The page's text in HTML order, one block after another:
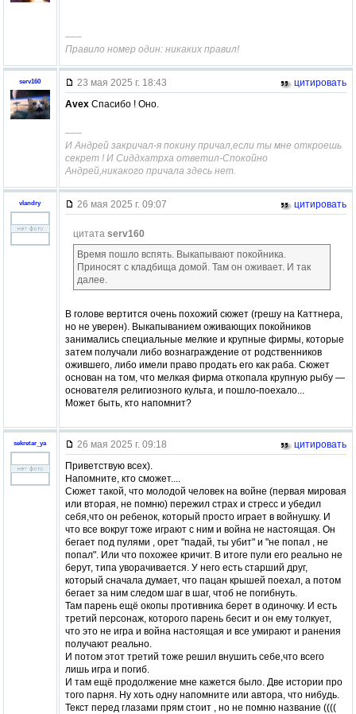
–––
Правило номер один: никаких правил!
serv160 23 мая 2025 г. 18:43
цитировать
Avex Спасибо ! Оно.
–––
И Андрей закричал-я покину причал,если ты мне откроешь
секрет ! И Сиддхатрха ответил-Спокойно
Андрей,никакого причала здесь нет.
vlandry 26 мая 2025 г. 09:07 цитировать
цитата serv160
Время пошло вспять. Выкапывают покойника.
Приносят с кладбища домой. Там он оживает. И так
далее.
В голове вертится очень похожий сюжет (грешу на Каттнера,
но не уверен). Выкапыванием оживающих покойников
занимались специальные мелкие и крупные фирмы, которые
затем получали либо вознаграждение от родственников
ожившего, либо имели право продать его как раба. Сюжет
основан на том, что мелкая фирма откопала крупную рыбу —
основателя религиозного культа, и пошло-поехало...
Может быть, кто напомнит?
sekretar_ya 26 мая 2025 г. 09:18
цитировать
Приветствую всех).
Напомните, кто сможет....
Сюжет такой, что молодой человек на войне (первая мировая
или вторая, не помню) пережил страх и стресс и убедил
себя,что он ребенок, который просто играет в войнушку. И
что все вокруг тоже играют с ним и война не настоящая. Он
бегает под пулями , орет "падай, ты убит" и "не попал , не
попал". Или что похожее кричит. В итоге пули его реально не
берут, типа уворачивается. У него есть старший друг,
который сначала думает, что пацан крышей поехал, а потом
бегает за ним следом шаг в шаг, чтоб не погибнуть.
Там парень ещё окопы противника берет в одиночку. И есть
третий персонаж, которого парень бесит и он ему толкует,
что это не игра и война настоящая и все умирают и ранения
получают реально.
И потом этот третий тоже решил внушить себе,что всего
лишь игра и погиб.
И там ещё продолжение мне кажется было. Две истории про
того парня. Ну хоть одну напомните или автора, что нибудь.
Текст перед глазами прям стоит , но не помню название ((((